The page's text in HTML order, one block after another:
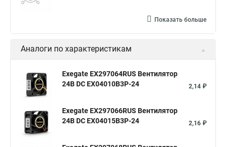
Показать больше
Аналоги по характеристикам
Exegate EX297064RUS Вентилятор
24В DC EX04010B3P-24
2,14 ₽
Exegate EX297066RUS Вентилятор
24В DC EX04015B3P-24
2,16 ₽